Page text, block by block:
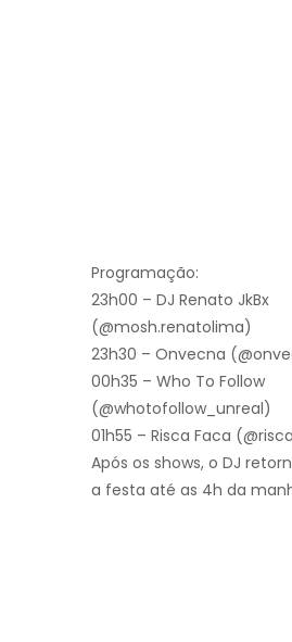
Programação:
23h00 – DJ Renato JkBx
(@mosh.renatolima)
23h30 – Onvecna
00h35 – Who To Follow
(@whotofollow_unreal)
01h55 – Risca Faca
Após os shows, o DJ
a festa até as 4h da